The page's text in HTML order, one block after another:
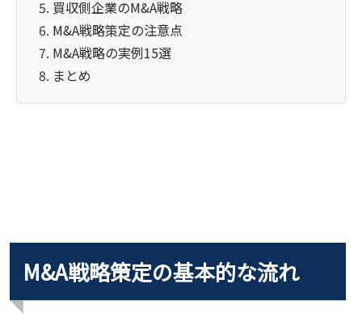
買収側企業のM&A戦略
M&A戦略策定の注意点
M&A戦略の実例15選
まとめ
M&A戦略策定の基本的な流れ